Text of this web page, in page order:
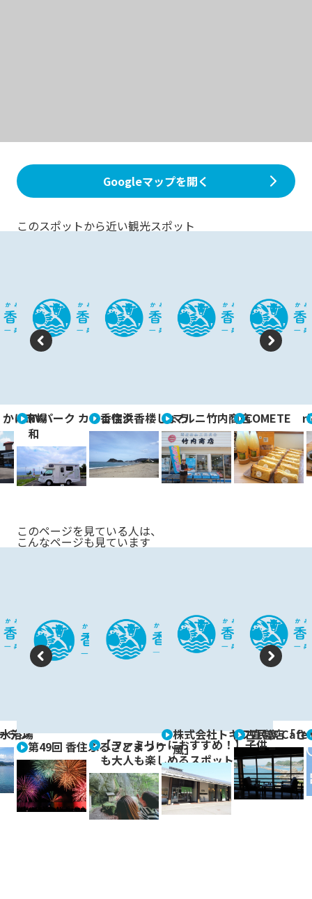
Googleマップを開く
このスポットから近い観光スポット
P
vi
o
u
s
N
xt
に市場
RVパーク カフェ宿夕香楼しょう
和
香住浜 マルニ竹内商店COMETE
このページを見ている人は、
こんなページも見ています
o
u
s
xt
デン
浴場
第49回 香住ふるさとまつり【ファミリーにおすすめ！】子供
も大人も楽しめるスポット巡り
株式会社トキワ直営店「さ
風」
古民家 Cafe